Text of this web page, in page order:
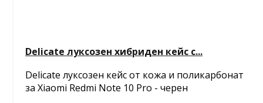
Delicate луксозен хибриден кейс с...
Delicate луксозен кейс от кожа и поликарбонат
за Xiaomi Redmi Note 10 Pro - черен